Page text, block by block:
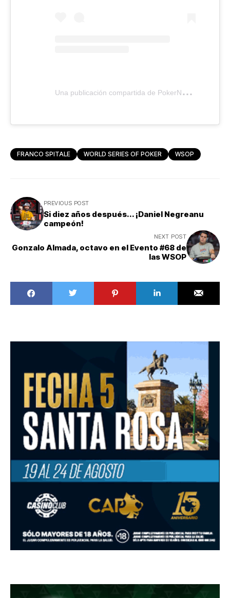
U
na publicación compartida de PokerNews (@pokernews)
FRANCO SPITALE WORLD SERIES OF POKER WSOP
PREVIOUS POST
Si diez años después... ¡Daniel Negreanu
campeón!
NEXT POST
Gonzalo Almada, octavo en el Evento #68 de
las WSOP